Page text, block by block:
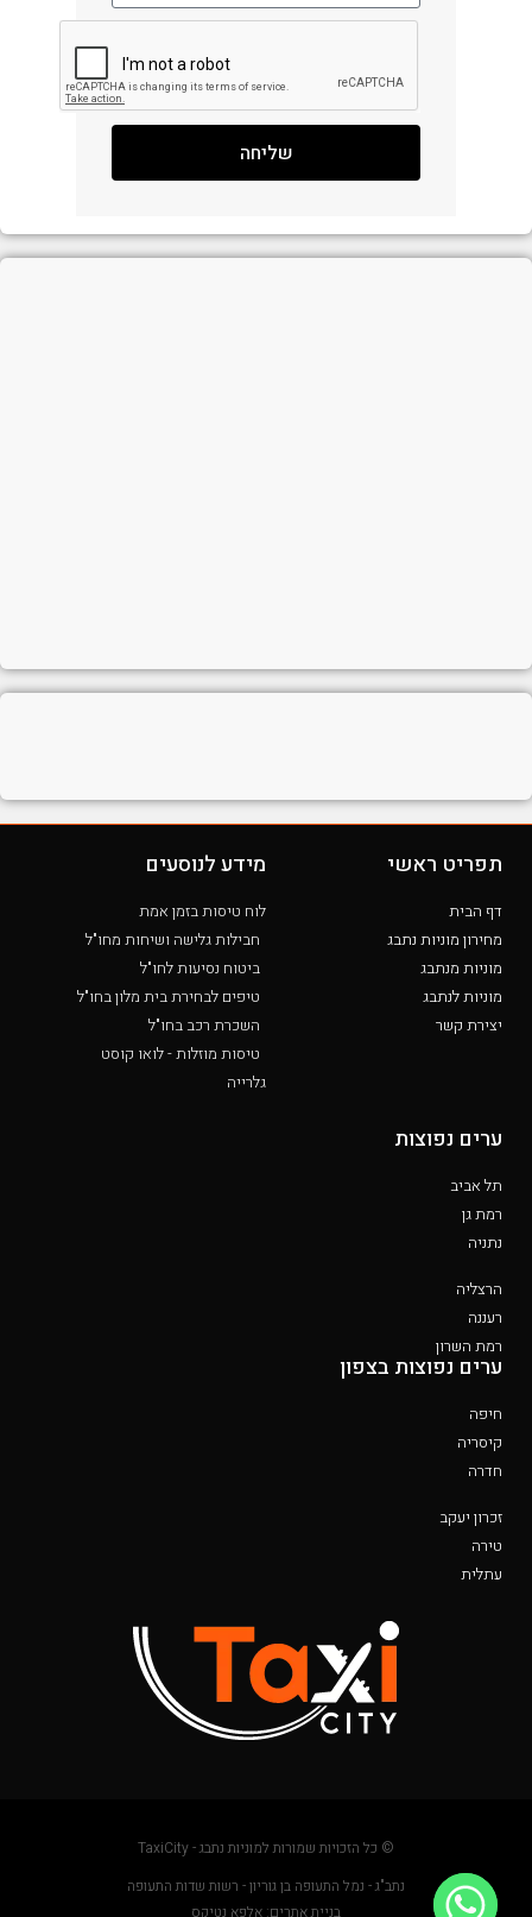
שליחה
תפריט ראשי
דף הבית
מחירון מוניות נתבג
מוניות מנתבג
מוניות לנתבג
יצירת קשר
מידע לנוסעים
לוח טיסות בזמן אמת
חבילות גלישה ושיחות מחו"ל
ביטוח נסיעות לחו"ל
טיפים לבחירת בית מלון בחו"ל
השכרת רכב בחו"ל
טיסות מוזלות - לואו קוסט
גלרייה
ערים נפוצות
תל אביב
רמת גן
נתניה
הרצליה
רעננה
רמת השרון
ערים נפוצות בצפון
חיפה
קיסריה
חדרה
זכרון יעקב
טירה
עתלית
© כל הזכויות שמורות למוניות נתבג - TaxiCity
נתב"ג - נמל התעופה בן גוריון - רשות שדות התעופה
בניית אתרים: אלפא נטיקס